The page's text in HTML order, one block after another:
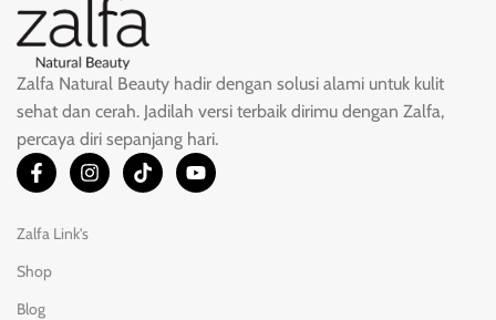
Zalfa Natural Beauty hadir dengan solusi alami untuk kulit
sehat dan cerah. Jadilah versi terbaik dirimu dengan Zalfa,
percaya diri sepanjang hari.
Zalfa Link's
Shop
Blog